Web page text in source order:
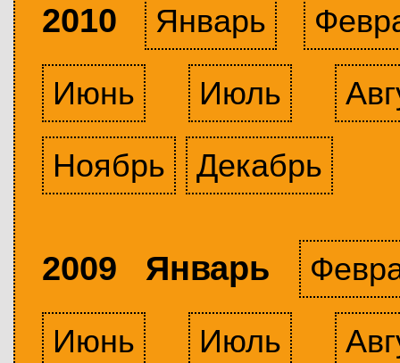
2010 Январь
Июнь
Июль
Ноябрь
Декабрь
2009 Январь
Июнь
Июль